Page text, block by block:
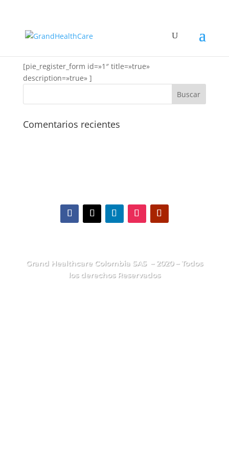
Registration
[pie_register_form id=»1″ title=»true»
description=»true» ]
Comentarios recientes
Grand Healthcare Colombia SAS – 2020 – Todos
los derechos Reservados